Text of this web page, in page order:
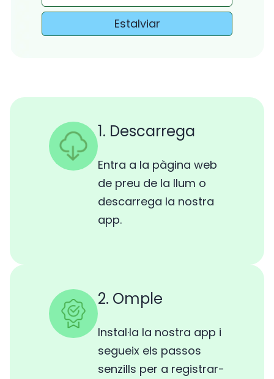
Estalviar
1. Descarrega
Entra a la pàgina web
de preu de la llum o
descarrega la nostra
app.
2. Omple
Instal·la la nostra app i
segueix els passos
senzills per a registrar-